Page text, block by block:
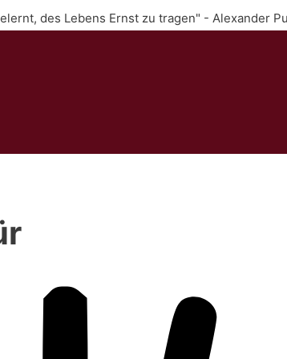
des Lebens Ernst zu tragen" - Alexander